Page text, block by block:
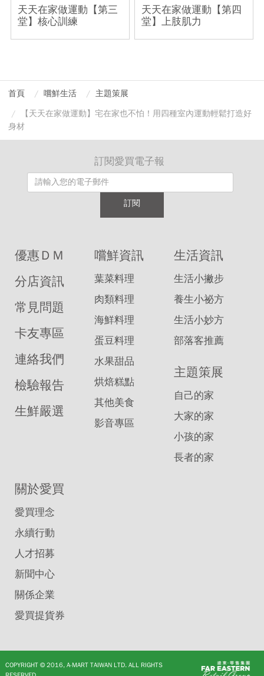
天天在家做運動【第三
堂】核心訓練
天天在家做運動【第四
堂】上肢肌力
首頁 嚐鮮生活
主題策展
【天天在家做運動】宅在家也不怕！用四種室內運動輕鬆打造好
身材
訂閱愛買電子報
訂閱
優惠ＤＭ
分店資訊
常見問題
卡友專區
連絡我們
檢驗報告
生鮮嚴選
嚐鮮資訊
葉菜料理
肉類料理
海鮮料理
蛋豆料理
水果甜品
烘焙糕點
其他美食
影音專區
生活資訊
生活小撇步
養生小祕方
生活小妙方
部落客推薦
主題策展
自己的家
大家的家
小孩的家
長者的家
關於愛買
愛買理念
永續行動
人才招募
新聞中心
關係企業
愛買提貨券
COPYRIGHT © 2016, A-MART TAIWAN LTD. ALL RIGHTS